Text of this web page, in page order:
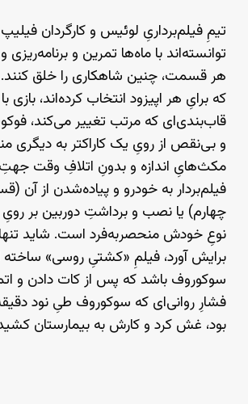
تیمِ فیلم‌برداریِ لوئیس و کارگردان فیلیپ
توانسته‌اند با ماه‌ها تمرین و برنامه‌ریزی
هر قسمت، چنین شاهکاری را خلق
که برایِ هر اپیزود انتخاب کرده‌اند، بازی
قاب‌بندی‌ای که مرتب تغییر می‌کند،
و بی‌نقص از رویِ یک کاراکتر به دیگری
مکث‌هایِ اندازه و بدونِ اتلافِ وقت
فیلم‌بردار به خودرو و پیاده‌شدن از آن
چهارم) یا نصب و برداشتِ دوربین بر
نوعِ خودش منحصربه‌فرد است. شاید تنها
برایش آورد، فیلمِ «کشتیِ روسی» ساخته‌
سوکوروف باشد که پس از کات دادن و
فشارِ روانی‌ای که سوکوروف طیِ نود
بود، غش کرد و کارش به بیمارستان